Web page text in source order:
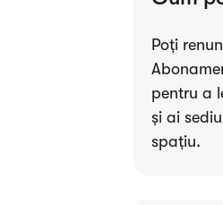
Poți
pentru a
și ai
spațiu.